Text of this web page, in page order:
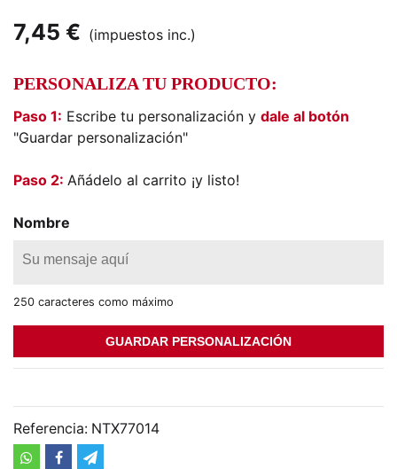
7,45 € (impuestos inc.)
PERSONALIZA TU PRODUCTO:
Paso 1: Escribe tu personalización y dale al botón
"Guardar personalización"
Paso 2: Añádelo al carrito ¡y listo!
Nombre
250 caracteres como máximo
GUARDAR PERSONALIZACIÓN
Referencia: NTX77014